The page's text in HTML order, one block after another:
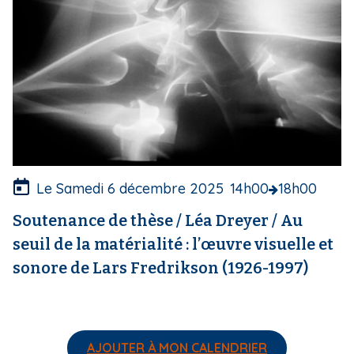
v
e
r
r
e
Le Samedi 6 décembre 2025 14h00 18h00
Soutenance de thèse / Léa Dreyer / Au
seuil de la matérialité : l’œuvre visuelle et
sonore de Lars Fredrikson (1926-1997)
AJOUTER À MON CALENDRIER